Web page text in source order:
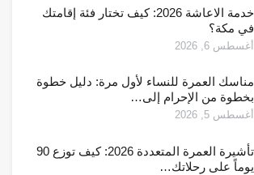
خدمة الاعاشة 2026: كيف تختار فئة إقامتك
في مكة؟
أغسطس 6, 2026
مناسك العمرة للنساء لأول مرة: دليل خطوة
بخطوة من الإحرام إلى…
أغسطس 5, 2026
تأشيرة العمرة المتعددة 2026: كيف توزع 90
يوماً على رحلاتك…